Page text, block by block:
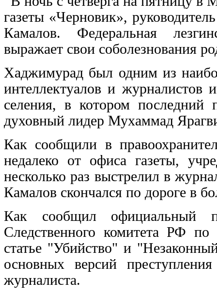
газеты «Черновик»,
Камалов. Федеральная
выражает свои соболезнования
Хаджимурад был одним из
интеллектуалов и журналистов
селения, в котором
духовный лидер Мухаммад
Как сообщили в
недалеко от офиса газеты,
несколько раз выстрелил в
Камалов скончался по дороге в
Как сообщил официальный
Следственного комитета РФ по
статье "Убийство" и
основных версий преступления
журналиста.